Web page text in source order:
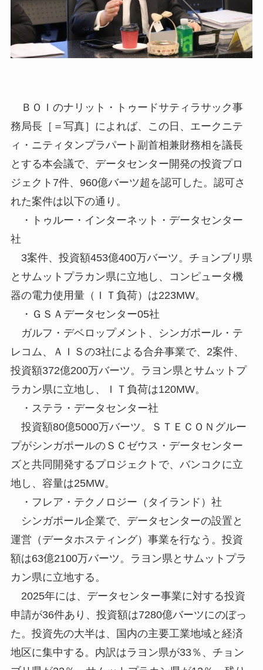
ＢＯＩのナリット・トゥードサティラサック事
務局長［＝写真］によれば、この日、エークニテ
ィ・ニティタンプラパート副首相兼財務相を議長
とする本会議で、データセンター開発の投資プロ
ジェクト7件、960億バーツ超を認可した。認可さ
れた案件は以下の通り。
・トゥルー・インターネット・データセンター
社
3案件、投資額453億400万バーツ。チョンブリ県
とサムットプラカン県に立地し、コンピュータ機
器の電力使用量（ＩＴ負荷）は223MW。
・ＧＳＡデータセンター05社
ガルフ・デベロップメント、シンガポール・テ
レコム、ＡＩＳの3社による合弁事業で、2案件、
投資額372億200万バーツ。ラヨン県とサムットプ
ラカン県に立地し、ＩＴ負荷は120MW。
・ステラ・データセンター社
投資額80億5000万バーツ。ＳＴＥＣＯＮグルー
プがシンガポールのＳＣゼウス・データセンター
ズと共同開発するプロジェクトで、バンコクに立
地し、容量は25MW。
・フレア・テクノロジー（タイランド）社
シンガポール企業で、データセンターの設置と
運営（データホスティング）事業を行なう。投資
額は63億2100万バーツ。ラヨン県とサムットプラ
カン県に立地する。
2025年には、データセンター事業に対する投資
申請が36件あり、投資額は7280億バーツにのぼっ
た。投資先の大半は、国内の主要工業地域と経済
地区に集中する。内訳はラヨン県が33％、チョン